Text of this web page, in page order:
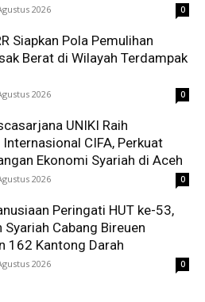
2026 0
Siapkan Pola Pemulihan
Berat di Wilayah Terdampak
2026 0
UNIKI Raih
CIFA, Perkuat
Ekonomi Syariah di Aceh
2026 0
Peringati HUT ke-53,
Syariah Cabang Bireuen
162 Kantong Darah
2026 0